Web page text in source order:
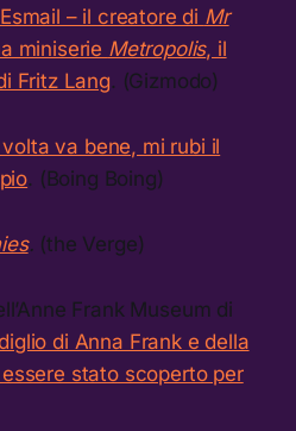
– il creatore di Mr
miniserie Metropolis, il
Fritz Lang. (Gizmodo)
va bene, mi rubi il
. (Boing Boing)
. (the Verge)
Frank Museum di
di Anna Frank e della
stato scoperto per